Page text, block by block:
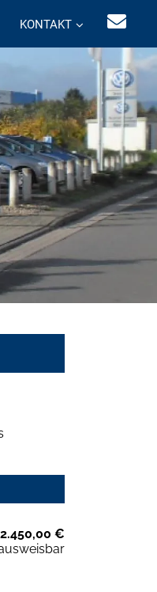
KONTAKT
€